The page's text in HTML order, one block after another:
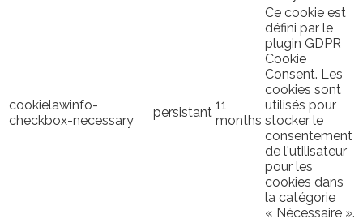
cookielawinfo-
checkbox-necessary
persistant 11
months
Ce cookie est
défini par le
plugin GDPR
Cookie
Consent. Les
cookies sont
utilisés pour
stocker le
consentement
de l'utilisateur
pour les
cookies dans
la catégorie
« Nécessaire ».